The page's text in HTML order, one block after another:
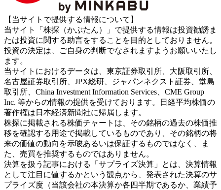
【当サイトで提供する情報について】
当サイト「株探（かぶたん）」で提供する情報は投資勧誘ま
たは投資に関する助言をすることを目的としておりません。
投資の決定は、ご自身の判断でなされますようお願いいたし
ます。
当サイトにおけるデータは、東京証券取引所、大阪取引所、
名古屋証券取引所、JPX総研、ジャパンネクスト証券、堂島
取引所、China Investment Information Services、CME Group
Inc. 等からの情報の提供を受けております。日経平均株価の
著作権は日本経済新聞社に帰属します。
株探に掲載される株価チャートは、その銘柄の過去の株価推
移を確認する用途で掲載しているものであり、その銘柄の将
来の価値の動向を示唆あるいは保証するものではなく、ま
た、売買を推奨するものではありません。
決算を扱う記事における「サプライズ決算」とは、決算情報
として注目に値するかという観点から、発表された決算のサ
プライズ度（当該会社の本決算か各四半期であるか、業績予